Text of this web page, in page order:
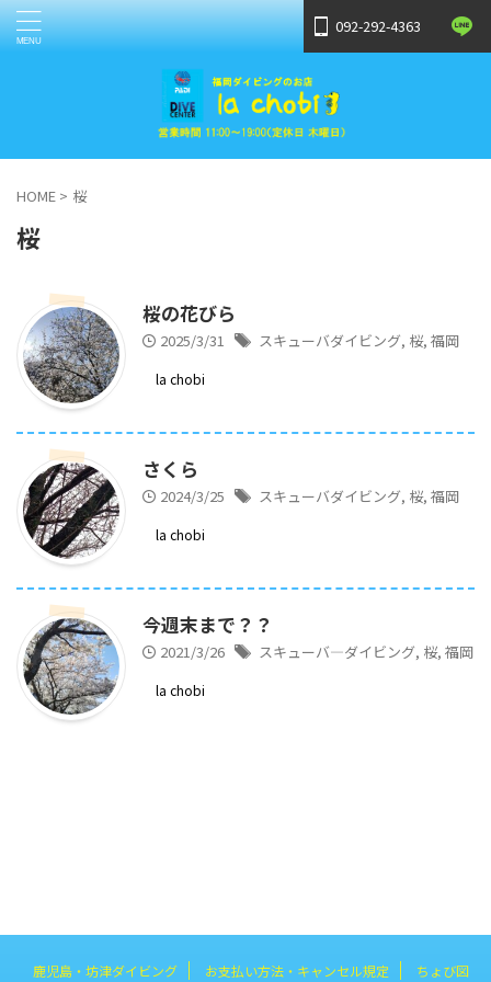
092-292-4363
HOME > 桜
桜
桜の花びら
2025/3/31 スキューバダイビング, 桜, 福岡
la chobi
さくら
2024/3/25 スキューバダイビング, 桜, 福岡
la chobi
今週末まで？？
2021/3/26 スキューバ―ダイビング, 桜, 福岡
la chobi
鹿児島・坊津ダイビング お支払い方法・キャンセル規定 ちょび図